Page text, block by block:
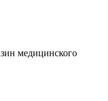
медицинского